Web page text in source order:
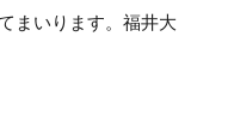
まいります。福井大